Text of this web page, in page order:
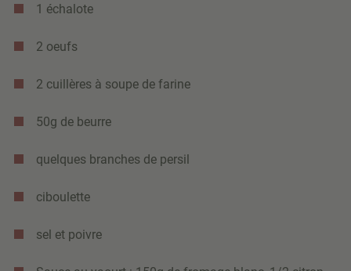
1 échalote
2 oeufs
2 cuillères à soupe de farine
50g de beurre
quelques branches de persil
ciboulette
sel et poivre